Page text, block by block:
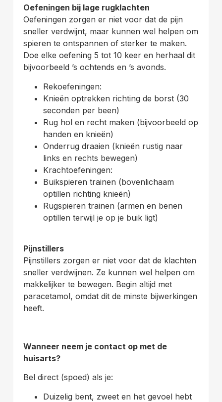
Oefeningen bij lage rugklachten
Oefeningen zorgen er niet voor dat de pijn
sneller verdwijnt, maar kunnen wel helpen om
spieren te ontspannen of sterker te maken.
Doe elke oefening 5 tot 10 keer en herhaal dit
bijvoorbeeld ’s ochtends en ’s avonds.
Rekoefeningen:
Knieën optrekken richting de borst (30
seconden per been)
Rug hol en recht maken (bijvoorbeeld op
handen en knieën)
Onderrug draaien (knieën rustig naar
links en rechts bewegen)
Krachtoefeningen:
Buikspieren trainen (bovenlichaam
optillen richting knieën)
Rugspieren trainen (armen en benen
optillen terwijl je op je buik ligt)
Pijnstillers
Pijnstillers zorgen er niet voor dat de klachten
sneller verdwijnen. Ze kunnen wel helpen om
makkelijker te bewegen. Begin altijd met
paracetamol, omdat dit de minste bijwerkingen
heeft.
Wanneer neem je contact op met de
huisarts?
Bel direct (spoed) als je:
Duizelig bent, zweet en het gevoel hebt